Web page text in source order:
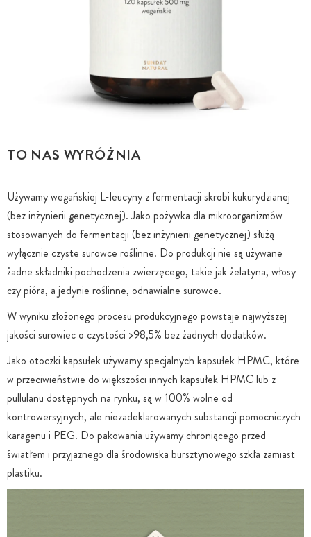
TO NAS WYRÓŻNIA
Używamy wegańskiej L-leucyny z fermentacji skrobi kukurydzianej
(bez inżynierii genetycznej). Jako pożywka dla mikroorganizmów
stosowanych do fermentacji (bez inżynierii genetycznej) służą
wyłącznie czyste surowce roślinne. Do produkcji nie są używane
żadne składniki pochodzenia zwierzęcego, takie jak żelatyna, włosy
czy pióra, a jedynie roślinne, odnawialne surowce.
W wyniku złożonego procesu produkcyjnego powstaje najwyższej
jakości surowiec o czystości >98,5% bez żadnych dodatków.
Jako otoczki kapsułek używamy specjalnych kapsułek HPMC, które
w przeciwieństwie do większości innych kapsułek HPMC lub z
pullulanu dostępnych na rynku, są w 100% wolne od
kontrowersyjnych, ale niezadeklarowanych substancji pomocniczych
karagenu i PEG. Do pakowania używamy chroniącego przed
światłem i przyjaznego dla środowiska bursztynowego szkła zamiast
plastiku.